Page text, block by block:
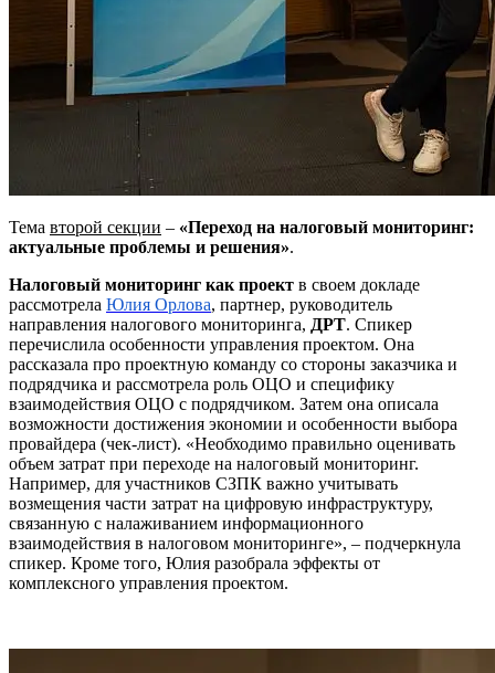
Тема второй секции – «Переход на налоговый мониторинг:
актуальные проблемы и решения».
Налоговый мониторинг как проект в своем докладе
рассмотрела Юлия Орлова, партнер, руководитель
направления налогового мониторинга, ДРТ. Спикер
перечислила особенности управления проектом. Она
рассказала про проектную команду со стороны заказчика и
подрядчика и рассмотрела роль ОЦО и специфику
взаимодействия ОЦО с подрядчиком. Затем она описала
возможности достижения экономии и особенности выбора
провайдера (чек-лист). «Необходимо правильно оценивать
объем затрат при переходе на налоговый мониторинг.
Например, для участников СЗПК важно учитывать
возмещения части затрат на цифровую инфраструктуру,
связанную с налаживанием информационного
взаимодействия в налоговом мониторинге», – подчеркнула
спикер. Кроме того, Юлия разобрала эффекты от
комплексного управления проектом.